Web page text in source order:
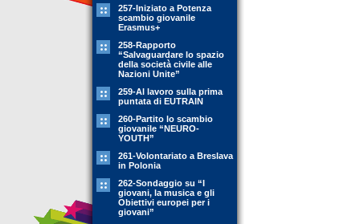
257-Iniziato a Potenza
scambio giovanile
Erasmus+
258-Rapporto
“Salvaguardare lo spazio
della società civile alle
Nazioni Unite”
259-Al lavoro sulla prima
puntata di EUTRAIN
260-Partito lo scambio
giovanile “NEURO-
YOUTH”
261-Volontariato a Breslava
in Polonia
262-Sondaggio su “I
giovani, la musica e gli
Obiettivi europei per i
giovani”